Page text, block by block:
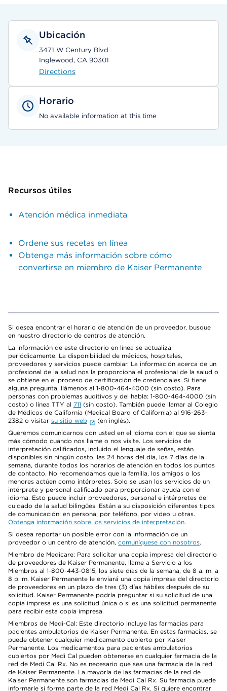
Ubicación
3471 W Century Blvd
Inglewood, CA 90301
Directions
Horario
No available information at this time
Recursos útiles
Atención médica inmediata
Ordene sus recetas en línea
Obtenga más información sobre cómo
convertirse en miembro de Kaiser Permanente
Si desea encontrar el horario de atención de un proveedor, busque
en nuestro directorio de centros de atención.
La información de este directorio en línea se actualiza
periódicamente. La disponibilidad de médicos, hospitales,
proveedores y servicios puede cambiar. La información acerca de un
profesional de la salud nos la proporciona el profesional de la salud o
se obtiene en el proceso de certificación de credenciales. Si tiene
alguna pregunta, llámenos al 1-800-464-4000 (sin costo). Para
personas con problemas auditivos y del habla: 1-800-464-4000 (sin
costo) o línea TTY al 711 (sin costo). También puede llamar al Colegio
de Médicos de California (Medical Board of California) al 916-263-
2382 o visitar su sitio web
(en inglés).
Queremos comunicarnos con usted en el idioma con el que se sienta
más cómodo cuando nos llame o nos visite. Los servicios de
interpretación calificados, incluido el lenguaje de señas, están
disponibles sin ningún costo, las 24 horas del día, los 7 días de la
semana, durante todos los horarios de atención en todos los puntos
de contacto. No recomendamos que la familia, los amigos o los
menores actúen como intérpretes. Solo se usan los servicios de un
intérprete y personal calificado para proporcionar ayuda con el
idioma. Esto puede incluir proveedores, personal e intérpretes del
cuidado de la salud bilingües. Están a su disposición diferentes tipos
de comunicación: en persona, por teléfono, por video u otras.
Obtenga información sobre los servicios de interpretación.
Si desea reportar un posible error con la información de un
proveedor o un centro de atención, comuníquese con nosotros.
Miembro de Medicare: Para solicitar una copia impresa del directorio
de proveedores de Kaiser Permanente, llame a Servicio a los
Miembros al 1-800-443-0815, los siete días de la semana, de 8 a. m. a
8 p. m. Kaiser Permanente le enviará una copia impresa del directorio
de proveedores en un plazo de tres (3) días hábiles después de su
solicitud. Kaiser Permanente podría preguntar si su solicitud de una
copia impresa es una solicitud única o si es una solicitud permanente
para recibir esta copia impresa.
Miembros de Medi-Cal: Este directorio incluye las farmacias para
pacientes ambulatorios de Kaiser Permanente. En estas farmacias, se
puede obtener cualquier medicamento cubierto por Kaiser
Permanente. Los medicamentos para pacientes ambulatorios
cubiertos por Medi Cal pueden obtenerse en cualquier farmacia de la
red de Medi Cal Rx. No es necesario que sea una farmacia de la red
de Kaiser Permanente. La mayoría de las farmacias de la red de
Kaiser Permanente son farmacias de Medi Cal Rx. Su farmacia puede
informarle si forma parte de la red Medi Cal Rx. Si quiere encontrar